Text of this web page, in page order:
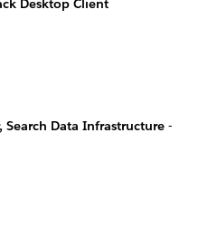
Desktop Client
Search Data Infrastructure -